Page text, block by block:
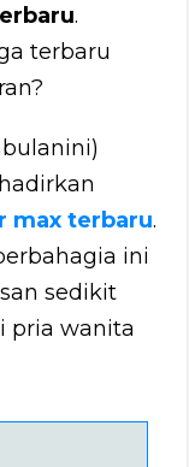
.
terbaru
max terbaru.
ini
sedikit
pria wanita